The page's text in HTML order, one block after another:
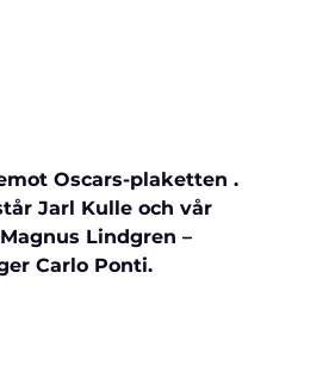
Oscars-plaketten .
Jarl Kulle och vår
Lindgren –
Carlo Ponti.